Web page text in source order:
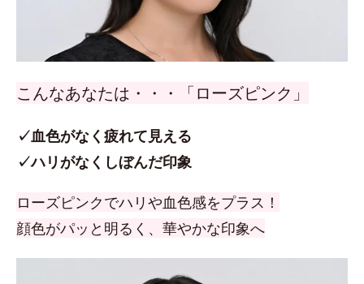
こんなあなたは・・・「ローズピンク」
✓血色がなく疲れて見える
✓ハリがなくしぼんだ印象
ローズピンクでハリや血色感をプラス！
顔色がパッと明るく、華やかな印象へ